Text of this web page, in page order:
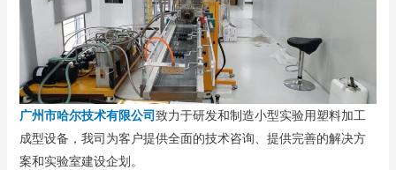
广州市哈尔技术有限公司致力于研发和制造小型实验用塑料加工
成型设备，我司为客户提供全面的技术咨询、提供完善的解决方
案和实验室建设企划。